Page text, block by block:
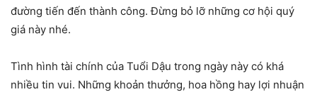
đường tiến đến thành công. Đừng bỏ lỡ những cơ hội quý
giá này nhé.
Tình hình tài chính của Tuổi Dậu trong ngày này có khá
nhiều tin vui. Những khoản thưởng, hoa hồng hay lợi nhuận